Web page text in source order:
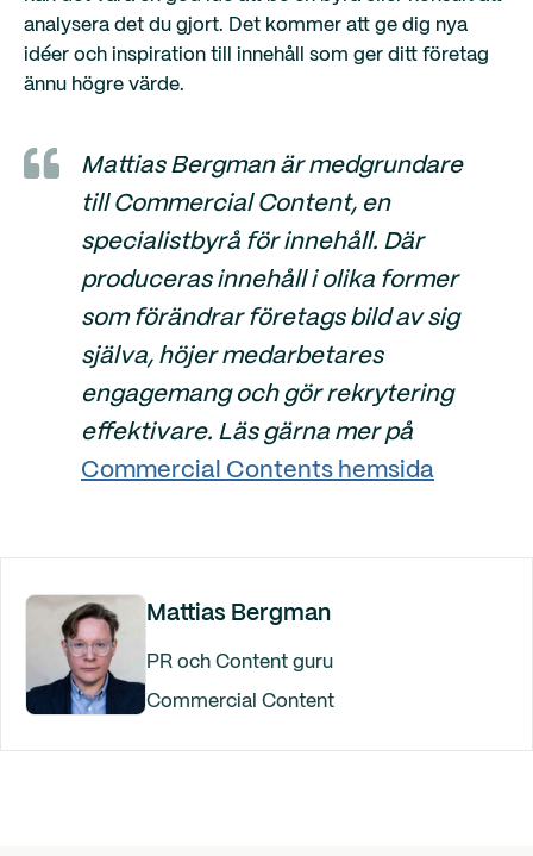
analysera det du gjort. Det kommer att ge dig nya
idéer och inspiration till innehåll som ger ditt företag
ännu högre värde.
Mattias Bergman är medgrundare
till Commercial Content, en
specialistbyrå för innehåll. Där
produceras innehåll i olika former
som förändrar företags bild av sig
själva, höjer medarbetares
engagemang och gör rekrytering
effektivare. Läs gärna mer på
Commercial Contents hemsida
Mattias Bergman
PR och Content guru
Commercial Content